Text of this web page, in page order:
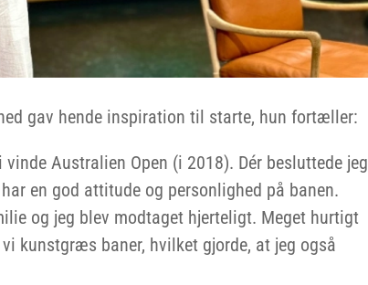
gav hende inspiration til starte, hun fortæller:
Australien Open (i 2018). Dér besluttede jeg
en god attitude og personlighed på banen.
og jeg blev modtaget hjerteligt. Meget hurtigt
kunstgræs baner, hvilket gjorde, at jeg også